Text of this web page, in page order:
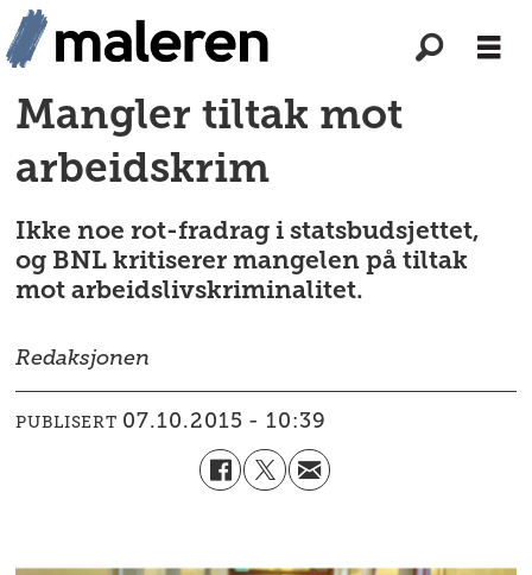
Mangler tiltak mot
arbeidskrim
Ikke noe rot-fradrag i statsbudsjettet,
og BNL kritiserer mangelen på tiltak
mot arbeidslivskriminalitet.
Redaksjonen
PUBLISERT 07.10.2015 - 10:39